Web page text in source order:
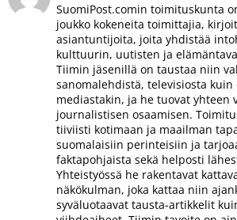
SuomiPost.comin toimituskunta
joukko kokeneita toimittajia,
asiantuntijoita, joita yhdistää
kulttuurin, uutisten ja
Tiimin jäsenillä on taustaa niin
sanomalehdistä, televisiosta kuin
mediastakin, ja he tuovat yhteen
journalistisen osaamisen.
tiiviisti kotimaan ja maailman
suomalaisiin perinteisiin ja
faktapohjaista sekä helposti
Yhteistyössä he rakentavat
näkökulman, joka kattaa niin
syväluotaavat tausta-artikkelit